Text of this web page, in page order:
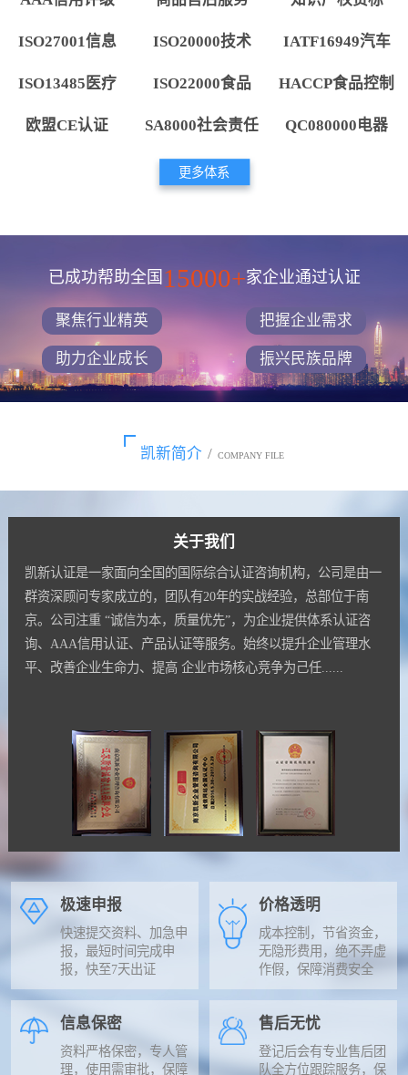
ISO27001信息 ISO20000技术 IATF16949汽车
ISO13485医疗 ISO22000食品 HACCP食品控制
欧盟CE认证 SA8000社会责任 QC080000电器
更多体系
已成功帮助全国 15000+家企业通过认证
聚焦行业精英 把握企业需求
助力企业成长 振兴民族品牌
凯新简介 / COMPANY FILE
关于我们
凯新认证是一家面向全国的国际综合认证咨询机构，公司是由一
群资深顾问专家成立的，团队有20年的实战经验，总部位于南
京。公司注重 “诚信为本，质量优先”，为企业提供体系认证咨
询、AAA信用认证、产品认证等服务。始终以提升企业管理水
平、改善企业生命力、提高 企业市场核心竞争为己任......
极速申报
快速提交资料、加急申
报，最短时间完成申
报，快至7天出证
价格透明
成本控制，节省资金，
无隐形费用，绝不弄虚
作假，保障消费安全
信息保密
资料严格保密，专人管
理，使用需审批，保障
售后无忧
登记后会有专业售后团
队全方位跟踪服务，保